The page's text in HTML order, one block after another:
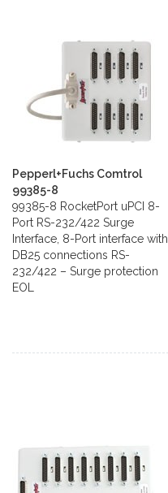
Pepperl+Fuchs Comtrol
99385-8
99385-8 RocketPort uPCI 8-
Port RS-232/422 Surge
Interface, 8-Port interface with
DB25 connections RS-
232/422 – Surge protection
EOL